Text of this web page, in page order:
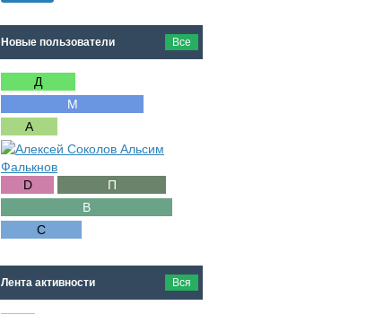
Новые пользователи Все
Лента активности Вся